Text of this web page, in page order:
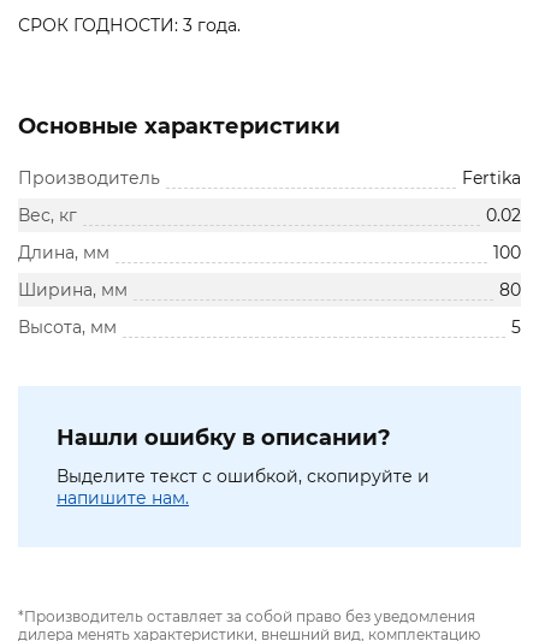
СРОК ГОДНОСТИ: 3 года.
Основные характеристики
Производитель
Fertika
Вес, кг
0.02
Длина, мм
100
Ширина, мм
80
Высота, мм
5
Нашли ошибку в описании?
Выделите текст с ошибкой, скопируйте и
напишите нам.
*Производитель оставляет за собой право без уведомления
дилера менять характеристики, внешний вид, комплектацию